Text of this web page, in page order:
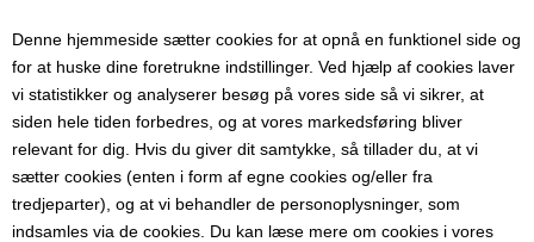
Denne hjemmeside sætter cookies for at opnå en funktionel side og
for at huske dine foretrukne indstillinger. Ved hjælp af cookies laver
vi statistikker og analyserer besøg på vores side så vi sikrer, at
siden hele tiden forbedres, og at vores markedsføring bliver
relevant for dig. Hvis du giver dit samtykke, så tillader du, at vi
sætter cookies (enten i form af egne cookies og/eller fra
tredjeparter), og at vi behandler de personoplysninger, som
indsamles via de cookies. Du kan læse mere om cookies i vores
Alsidigt ostelærred i 100 % bomuld
Stormasket ostelærred (musselinstof) i struktur som gazebind.
Lærredet er ideelt til fremstilling af hjemmelavet ost, rygeost og
dræning af skyr eller yoghurt, men kan også bruges som pressesæk i